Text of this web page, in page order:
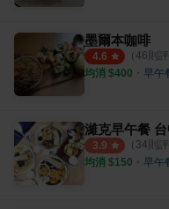
墨爾本咖啡
4.6 （ 46則評
均消 $400 ・ 早午
濰克早午餐
3.9 （ 34則評
均消 $150 ・ 早午